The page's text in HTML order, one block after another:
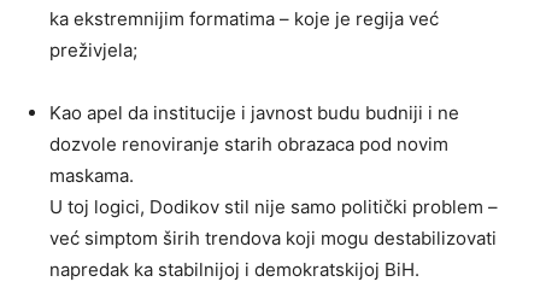
ka ekstremnijim formatima – koje je regija već
preživjela;
Kao apel da institucije i javnost budu budniji i ne
dozvole renoviranje starih obrazaca pod novim
maskama.
U toj logici, Dodikov stil nije samo politički problem –
već simptom širih trendova koji mogu destabilizovati
napredak ka stabilnijoj i demokratskijoj BiH.